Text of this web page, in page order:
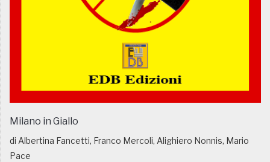
Milano in Giallo
di Albertina Fancetti, Franco Mercoli, Alighiero Nonnis, Mario
Pace